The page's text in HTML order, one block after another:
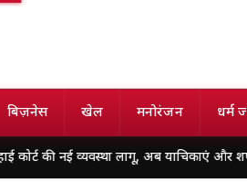
बिज़नेस खेल मनोरंजन धर्म
नई व्यवस्था लागू, अब याचिकाएं और शपथ पत्र